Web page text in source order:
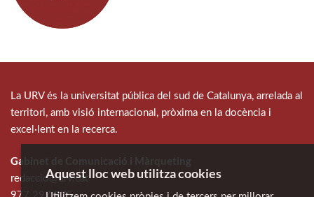
La URV és la universitat pública del sud de Catalunya, arrelada al
territori, amb visió internacional, pròxima en la docència i
excel·lent en la recerca.
Gabinet de Comunicació i Màrqueting
redaccio@urv.cat
Aquest lloc web utilitza cookies